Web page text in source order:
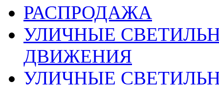
РАСПРОДАЖА
УЛИЧНЫЕ
ДВИЖЕНИЯ
УЛИЧНЫЕ